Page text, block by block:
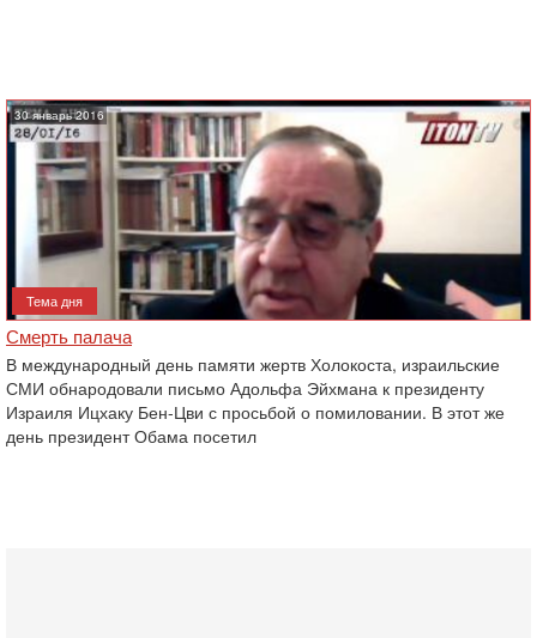
30 январь 2016
Тема дня
Смерть палача
В международный день памяти жертв Холокоста, израильские
СМИ обнародовали письмо Адольфа Эйхмана к президенту
Израиля Ицхаку Бен-Цви с просьбой о помиловании. В этот же
день президент Обама посетил